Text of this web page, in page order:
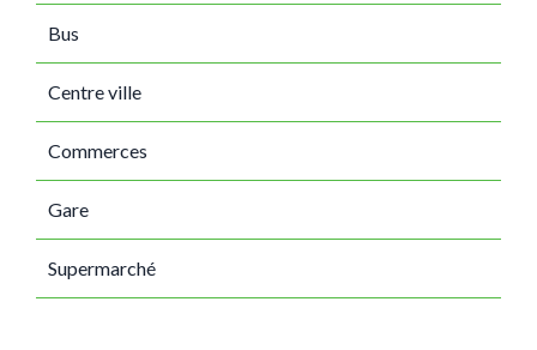
Bus
Centre ville
Commerces
Gare
Supermarché